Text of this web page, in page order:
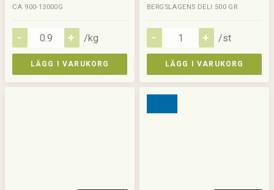
CA 900-13000G
/kg
LÄGG I VARUKORG
BERGSLAGENS DELI 500 GR
/st
LÄGG I VARUKORG